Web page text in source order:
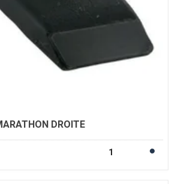
DROITE